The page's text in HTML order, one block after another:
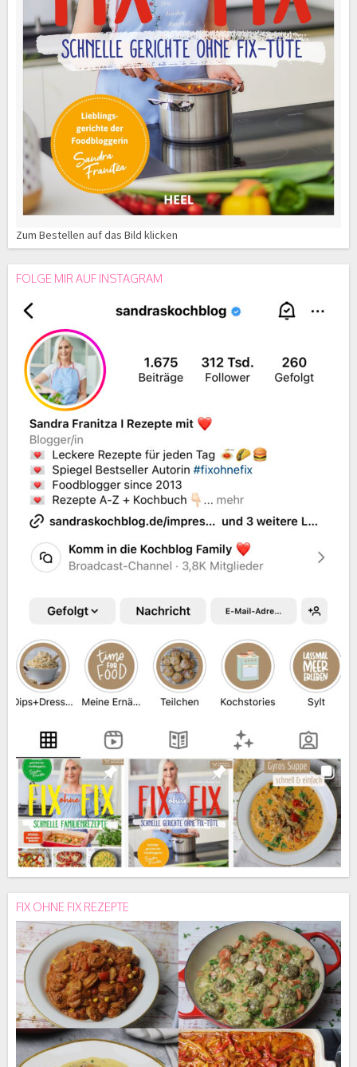
Zum Bestellen auf das Bild klicken
FOLGE MIR AUF INSTAGRAM
FIX OHNE FIX REZEPTE